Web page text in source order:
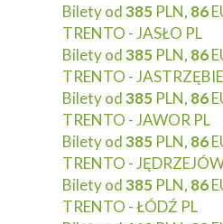
Bilety od385 PLN, 86
TRENTO - JASŁO PL
Bilety od385 PLN, 86
TRENTO -
Bilety od385 PLN, 86
TRENTO - JAWOR PL
Bilety od385 PLN, 86
TRENTO -
Bilety od385 PLN, 86
TRENTO - ŁÓDŹ PL